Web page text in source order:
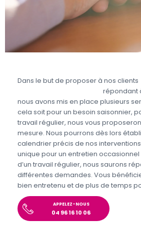
Dans le but de proposer à nos clients
répondant
nous avons mis en place plusieurs
cela soit pour un besoin saisonnier,
travail régulier, nous vous
mesure. Nous pourrons dès lors
calendrier précis de nos
unique pour un entretien
d’un travail régulier, nous saurons
différentes demandes. Vous
bien entretenu et de plus de temps
APPELEZ-NOUS
04 96 16 10 06